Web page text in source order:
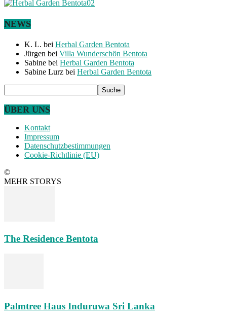
NEWS
K. L. bei Herbal Garden Bentota
Jürgen bei Villa Wunderschön Bentota
Sabine bei Herbal Garden Bentota
Sabine Lurz bei Herbal Garden Bentota
ÜBER UNS
Kontakt
Impressum
Datenschutzbestimmungen
Cookie-Richtlinie (EU)
©
MEHR STORYS
The Residence Bentota
Palmtree Haus Induruwa Sri Lanka